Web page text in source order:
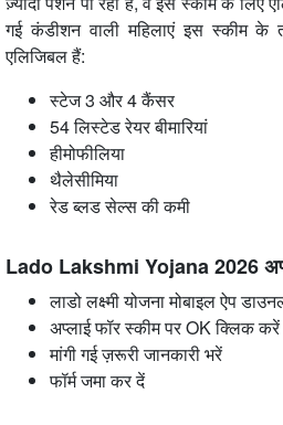
गई कंडीशन वाली महिलाएं इस स्कीम के
एलिजिबल हैं:
स्टेज 3 और 4 कैंसर
54 लिस्टेड रेयर बीमारियां
हीमोफीलिया
थैलेसीमिया
रेड ब्लड सेल्स की कमी
Lado Lakshmi Yojana 2026
लाडो लक्ष्मी योजना मोबाइल ऐप
अप्लाई फॉर स्कीम पर OK क्लिक करें
मांगी गई ज़रूरी जानकारी भरें
फॉर्म जमा कर दें